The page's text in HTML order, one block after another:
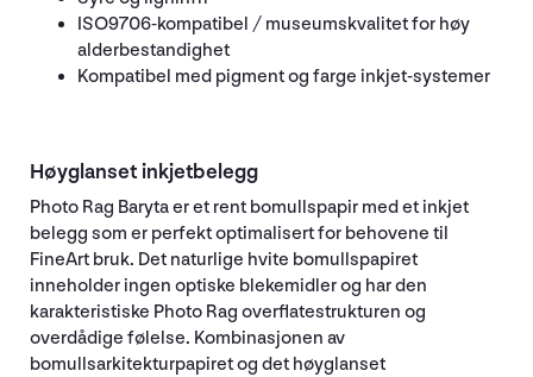
ISO9706-kompatibel / museumskvalitet for høy
alderbestandighet
Kompatibel med pigment og farge inkjet-systemer
Høyglanset inkjetbelegg
Photo Rag Baryta er et rent bomullspapir med et inkjet
belegg som er perfekt optimalisert for behovene til
FineArt bruk. Det naturlige hvite bomullspapiret
inneholder ingen optiske blekemidler og har den
karakteristiske Photo Rag overflatestrukturen og
overdådige følelse. Kombinasjonen av
bomullsarkitekturpapiret og det høyglanset